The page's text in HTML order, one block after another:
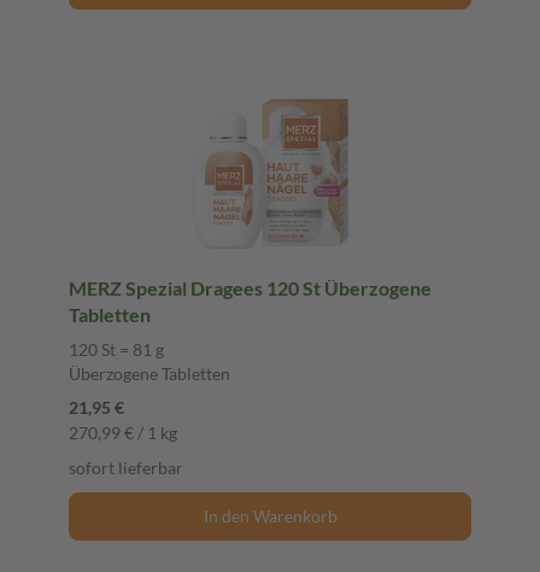
MERZ Spezial Dragees 120 St Überzogene
Tabletten
120 St = 81 g
Überzogene Tabletten
21,95 €
270,99 € / 1 kg
sofort lieferbar
In den Warenkorb